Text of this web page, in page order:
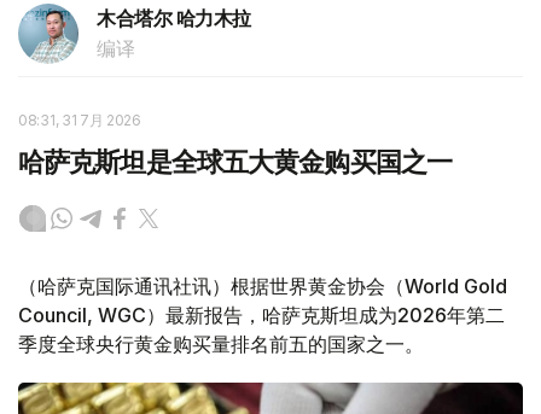
木合塔尔 哈力木拉
编译
08:31, 31 7月 2026
哈萨克斯坦是全球五大黄金购买国之一
（哈萨克国际通讯社讯）根据世界黄金协会（World Gold
Council, WGC）最新报告，哈萨克斯坦成为2026年第二
季度全球央行黄金购买量排名前五的国家之一。